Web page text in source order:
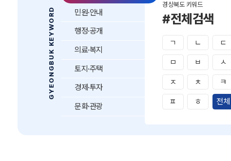
GYEONGBUK KEYWORD
경상북도 키워드
#전체검색
ㄱ ㄴ ㄷ
ㅁ ㅂ ㅅ
ㅈ ㅊ ㅋ
ㅍ ㅎ 전체
민원·안내
행정·공개
의료·복지
토지·주택
경제·투자
문화·관광